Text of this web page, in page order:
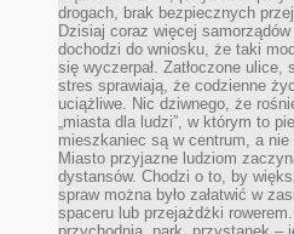
drogach, brak bezpiecznych
Dzisiaj coraz więcej
dochodzi do wniosku, że taki
się wyczerpał. Zatłoczone ulice,
stres sprawiają, że codzienne
uciążliwe. Nic dziwnego, że
„miasta dla ludzi”, w którym to
mieszkaniec są w centrum, a nie
Miasto przyjazne ludziom
dystansów. Chodzi o to, by
spraw można było załatwić w
spaceru lub przejażdżki